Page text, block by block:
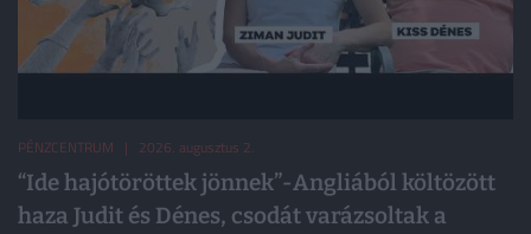
PÉNZCENTRUM | 2026. augusztus 2.
“Ide hajótöröttek jönnek”-Angliából költözött
haza Judit és Dénes, csodát varázsoltak a